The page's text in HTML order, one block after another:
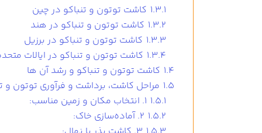
1.3.1 کاشت توتون و تنباکو در چین
1.3.2 کاشت توتون و تنباکو در هند
1.3.3 کاشت توتون و تنباکو در برزیل
1.3.4 کاشت توتون و تنباکو در ایالات
1.4 کاشت توتون و تنباکو و رشد آن ها
1.5 مراحل کاشت، برداشت و فرآوری توتون و
1.5.1 1. انتخاب مکان و زمین مناسب:
1.5.2 2. آماده‌سازی خاک: